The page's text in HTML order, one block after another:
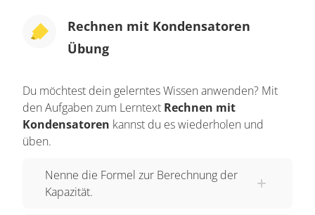
Rechnen mit Kondensatoren
Übung
Du möchtest dein gelerntes Wissen anwenden? Mit
den Aufgaben zum Lerntext Rechnen mit
Kondensatoren kannst du es wiederholen und
üben.
Nenne die Formel zur Berechnung der
Kapazität.